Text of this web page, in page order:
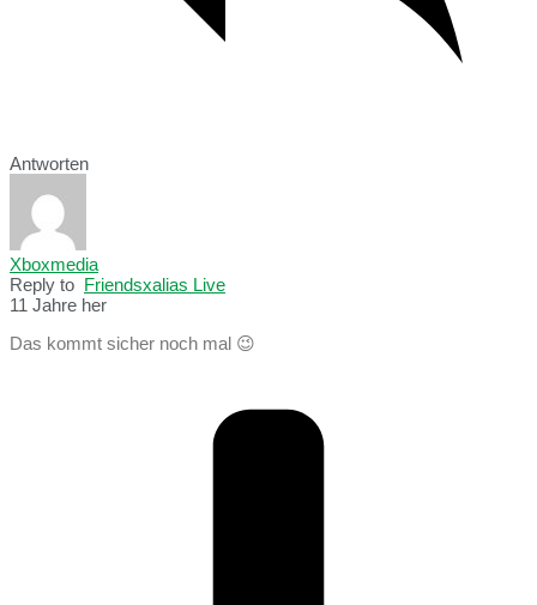
Antworten
Xboxmedia
Reply to Friendsxalias Live
11 Jahre her
Das kommt sicher noch mal 😉